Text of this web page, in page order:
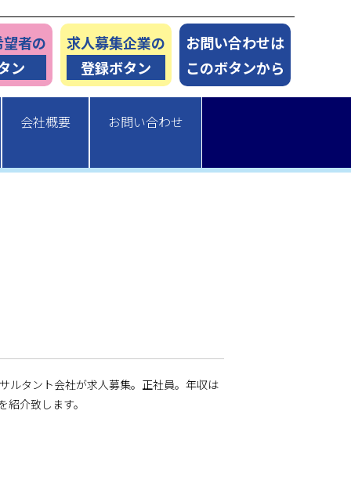
者の
ン
求人募集企業の
登録ボタン
お問い合わせは
このボタンから
会社概要 お問い合わせ
ルタント会社が求人募集。正社員。年収は
介致します。